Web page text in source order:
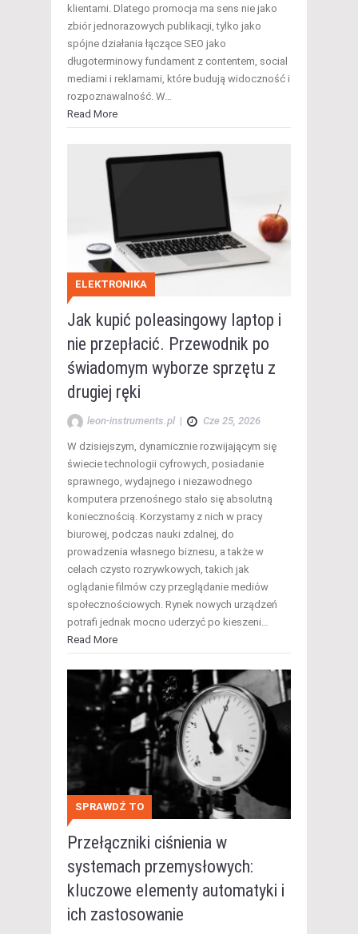
klientami. Dlatego promocja ma sens nie jako
zbiór jednorazowych publikacji, tylko jako
spójne działania łączące SEO jako
długoterminowy fundament z contentem, social
mediami i reklamami, które budują widoczność i
rozpoznawalność. W…
Read More
ELEKTRONIKA
Jak kupić poleasingowy laptop i
nie przepłacić. Przewodnik po
świadomym wyborze sprzętu z
drugiej ręki
leon-instruments.pl | Cze 25, 2026
W dzisiejszym, dynamicznie rozwijającym się
świecie technologii cyfrowych, posiadanie
sprawnego, wydajnego i niezawodnego
komputera przenośnego stało się absolutną
koniecznością. Korzystamy z nich w pracy
biurowej, podczas nauki zdalnej, do
prowadzenia własnego biznesu, a także w
celach czysto rozrywkowych, takich jak
oglądanie filmów czy przeglądanie mediów
społecznościowych. Rynek nowych urządzeń
potrafi jednak mocno uderzyć po kieszeni…
Read More
SPRAWDŹ TO
Przełączniki ciśnienia w
systemach przemysłowych:
kluczowe elementy automatyki i
ich zastosowanie